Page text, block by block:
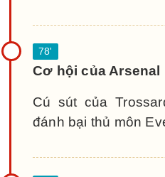
Cơ hội của Arsenal
Cú sút của
đánh bại thủ môn